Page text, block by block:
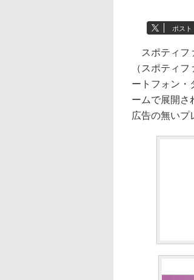
ポスト
スポティフ
（スポティ
ートフォン・
ームで展開さ
広告の無いプ